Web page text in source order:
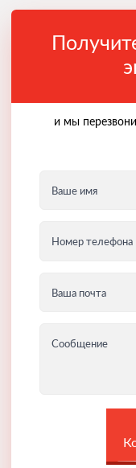
и мы
Ваше имя
Номер телефона
Ваша почта
Сообщение